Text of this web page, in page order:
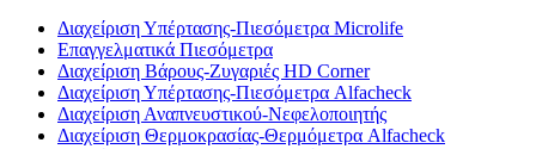
Διαχείριση Υπέρτασης-Πιεσόμετρα Microlife
Επαγγελματικά Πιεσόμετρα
Διαχείριση Βάρους-Ζυγαριές HD Corner
Διαχείριση Υπέρτασης-Πιεσόμετρα Alfacheck
Διαχείριση Αναπνευστικού-Νεφελοποιητής
Διαχείριση Θερμοκρασίας-Θερμόμετρα Alfacheck